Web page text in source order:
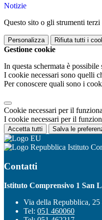
Notizie
Questo sito o gli strumenti
Personalizza Rifiuta tutti i
Gestione cookie
In questa schermata è
I cookie necessari sono quelli
Per conoscere quali sono i
Cookie necessari per il
I cookie necessari per il
Accetta tutti Salva le
Istituto
Contatti
Istituto Comprensivo 1 San
Via della Repubblica,
Tel: 051 460060